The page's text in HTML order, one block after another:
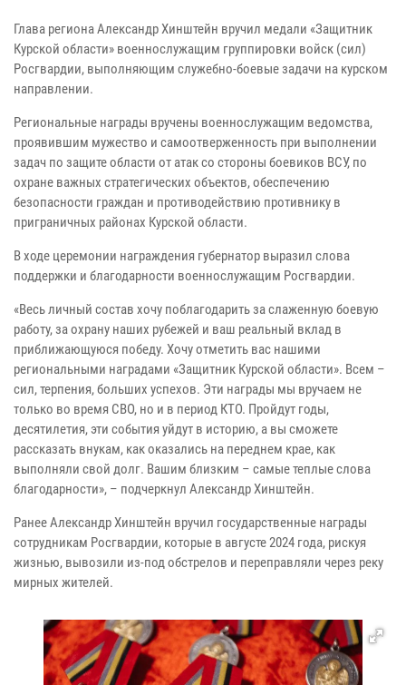
Глава региона Александр Хинштейн вручил медали «Защитник
Курской области» военнослужащим группировки войск (сил)
Росгвардии, выполняющим служебно-боевые задачи на курском
направлении.
Региональные награды вручены военнослужащим ведомства,
проявившим мужество и самоотверженность при выполнении
задач по защите области от атак со стороны боевиков ВСУ, по
охране важных стратегических объектов, обеспечению
безопасности граждан и противодействию противнику в
приграничных районах Курской области.
В ходе церемонии награждения губернатор выразил слова
поддержки и благодарности военнослужащим Росгвардии.
«Весь личный состав хочу поблагодарить за слаженную боевую
работу, за охрану наших рубежей и ваш реальный вклад в
приближающуюся победу. Хочу отметить вас нашими
региональными наградами «Защитник Курской области». Всем –
сил, терпения, больших успехов. Эти награды мы вручаем не
только во время СВО, но и в период КТО. Пройдут годы,
десятилетия, эти события уйдут в историю, а вы сможете
рассказать внукам, как оказались на переднем крае, как
выполняли свой долг. Вашим близким – самые теплые слова
благодарности», – подчеркнул Александр Хинштейн.
Ранее Александр Хинштейн вручил государственные награды
сотрудникам Росгвардии, которые в августе 2024 года, рискуя
жизнью, вывозили из-под обстрелов и переправляли через реку
мирных жителей.